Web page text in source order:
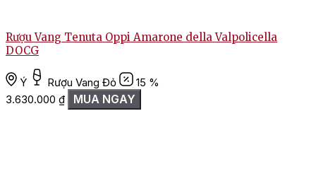
Rượu Vang Tenuta Oppi Amarone della Valpolicella
DOCG
Ý Rượu Vang Đỏ
15 %
3.630.000 ₫ MUA NGAY